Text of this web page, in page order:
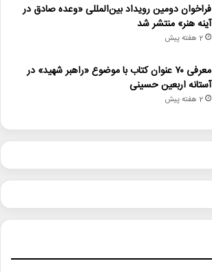
فراخوان دومین رویداد بین‌المللی «وعده صادق در
آینه هنر» منتشر شد
2 هفته پیش
معرفی ۷۰ عنوان کتاب با موضوع «راهبر شهید» در
آستانه اربعین حسینی
2 هفته پیش